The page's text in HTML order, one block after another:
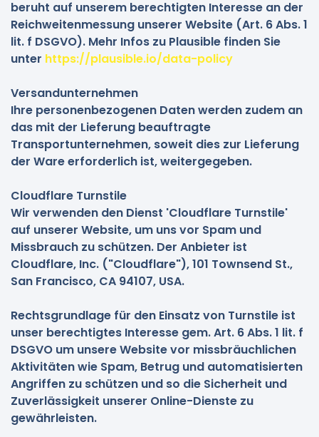
beruht auf unserem berechtigten Interesse an der
Reichweitenmessung unserer Website (Art. 6 Abs. 1
lit. f DSGVO). Mehr Infos zu Plausible finden Sie
unter https://plausible.io/data-policy
Versandunternehmen
Ihre personenbezogenen Daten werden zudem an
das mit der Lieferung beauftragte
Transportunternehmen, soweit dies zur Lieferung
der Ware erforderlich ist, weitergegeben.
Cloudflare Turnstile
Wir verwenden den Dienst 'Cloudflare Turnstile'
auf unserer Website, um uns vor Spam und
Missbrauch zu schützen. Der Anbieter ist
Cloudflare, Inc. ("Cloudflare"), 101 Townsend St.,
San Francisco, CA 94107, USA.
Rechtsgrundlage für den Einsatz von Turnstile ist
unser berechtigtes Interesse gem. Art. 6 Abs. 1 lit. f
DSGVO um unsere Website vor missbräuchlichen
Aktivitäten wie Spam, Betrug und automatisierten
Angriffen zu schützen und so die Sicherheit und
Zuverlässigkeit unserer Online-Dienste zu
gewährleisten.